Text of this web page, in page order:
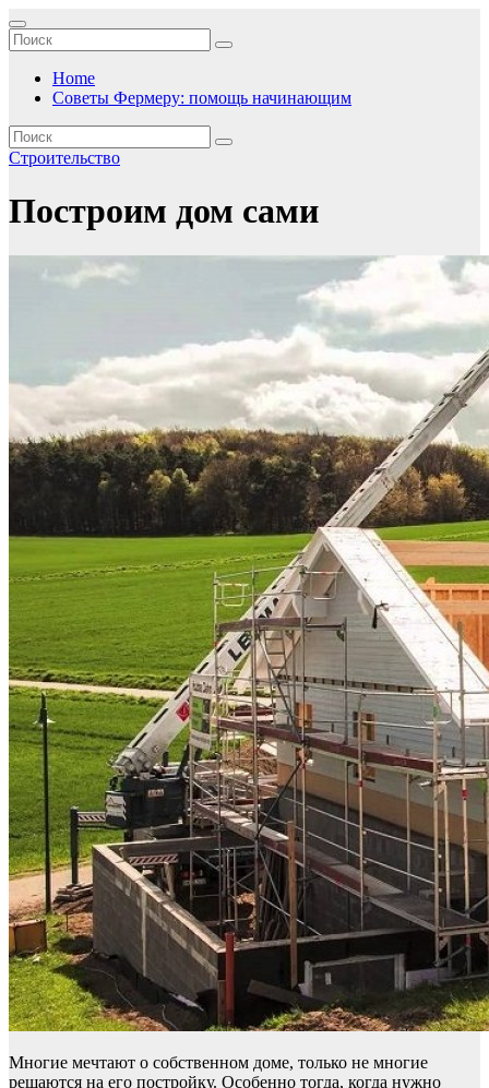
Перейти
к
содержимому
Home
Советы Фермеру: помощь начинающим
Строительство
Построим дом сами
Многие мечтают о собственном доме, только не многие
решаются на его постройку. Особенно тогда, когда нужно